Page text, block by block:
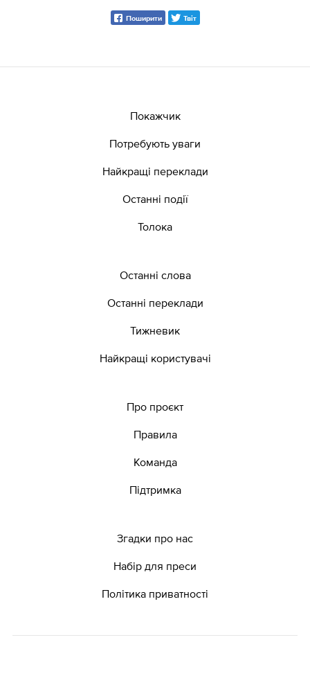
Поширити Твіт
Покажчик
Потребують уваги
Найкращі переклади
Останні події
Толока
Останні слова
Останні переклади
Тижневик
Найкращі користувачі
Про проєкт
Правила
Команда
Підтримка
Згадки про нас
Набір для преси
Політика приватності